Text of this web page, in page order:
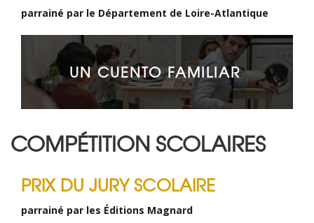
parrainé par le Département de Loire-Atlantique
UN CUENTO FAMILIAR
COMPÉTITION SCOLAIRES
PRIX DU JURY SCOLAIRE
parrainé par les Éditions Magnard